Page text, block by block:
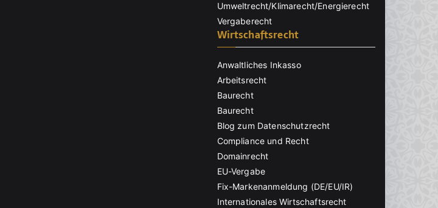
Umweltrecht/Klimarecht/Energierecht
Vergaberecht
Wirtschaftsrecht
Anwaltliches Inkasso
Arbeitsrecht
Baurecht
Baurecht
Blog zum Datenschutzrecht
Compliance und Recht
Domainrecht
EU-Vergabe
Fix-Markenanmeldung (DE/EU/IR)
Internationales Wirtschaftsrecht